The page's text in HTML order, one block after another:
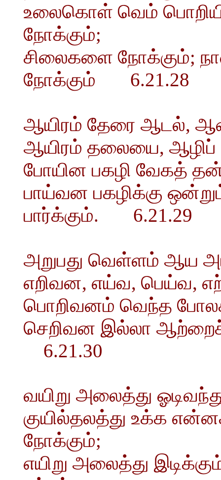
உலைகொள் வெம்
நோக்கும்;
சிலைகளை நோக்கும்;
நோக்கும் 6.21.28
ஆயிரம் தேரை ஆடல்,
ஆயிரம் தலையை, ஆழிப்
போயின பகழி வேகத்
பாய்வன பகழிக்கு
பார்க்கும். 6.21.29
அறுபது வெள்ளம் ஆய
எறிவன, எய்வ, பெய்வ,
பொறிவனம் வெந்த
செறிவன இல்லா
6.21.30
வயிறு அலைத்து
குயில்தலத்து உக்க
நோக்கும்;
எயிறு அலைத்து